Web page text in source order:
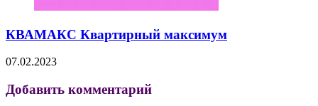
КВАМАКС Квартирный максимум
07.02.2023
Добавить комментарий